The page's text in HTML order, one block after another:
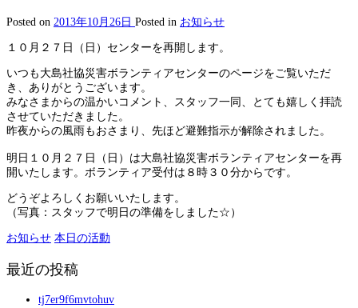
Posted on 2013年10月26日 Posted in お知らせ
１０月２７日（日）センターを再開します。
いつも大島社協災害ボランティアセンターのページをご覧いただ
き、ありがとうございます。
みなさまからの温かいコメント、スタッフ一同、とても嬉しく拝読
させていただきました。
昨夜からの風雨もおさまり、先ほど避難指示が解除されました。
明日１０月２７日（日）は大島社協災害ボランティアセンターを再
開いたします。ボランティア受付は８時３０分からです。
どうぞよろしくお願いいたします。
（写真：スタッフで明日の準備をしました☆）
お知らせ 本日の活動
最近の投稿
tj7er9f6mvtohuv